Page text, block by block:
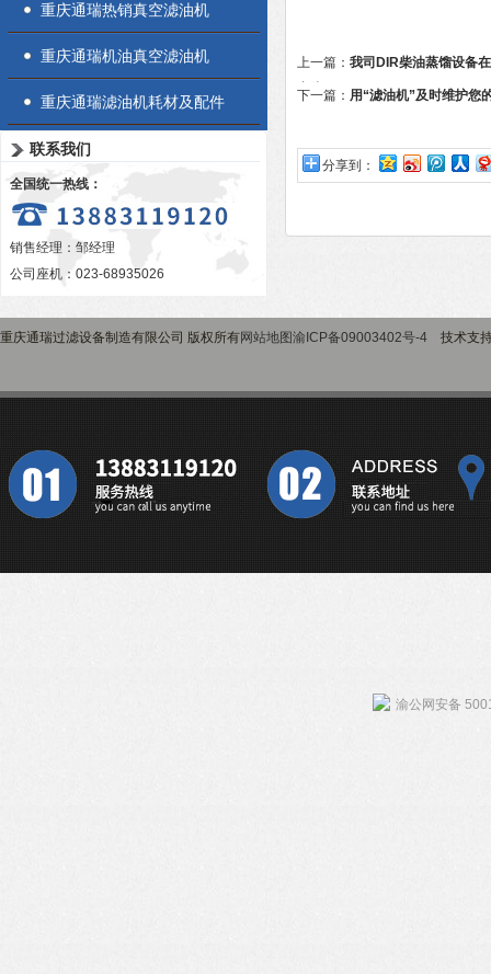
重庆通瑞热销真空滤油机
重庆通瑞机油真空滤油机
重庆通瑞滤油机耗材及配件
联系我们
全国统一热线：
销售经理：邹经理
公司座机：023-68935026
上一篇： 我司DIR柴油蒸馏设备
完毕
下一篇： 用“滤油机”及时维护您
分享到：
重庆通瑞过滤设备制造有限公司 版权所有网站地图渝ICP备09003402号-4 技术支
渝公网安备